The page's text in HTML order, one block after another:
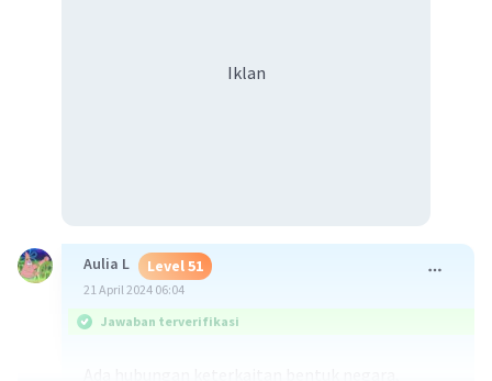
Iklan
Aulia L Level 51
21 April 2024 06:04
Jawaban terverifikasi